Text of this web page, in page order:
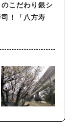
のこだわり銀シ
！「八方寿